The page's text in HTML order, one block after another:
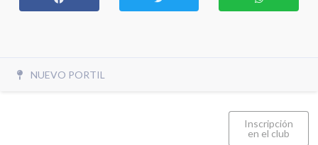
NUEVO PORTIL
Inscripción
en el club